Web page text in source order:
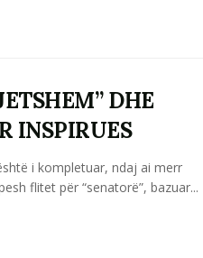
DHE
INSPIRUES
i kompletuar, ndaj ai merr
flitet për “senatorë”, bazuar...